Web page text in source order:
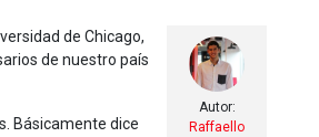
Autor:
Raffaello
de Chicago,
de nuestro país
Básicamente dice